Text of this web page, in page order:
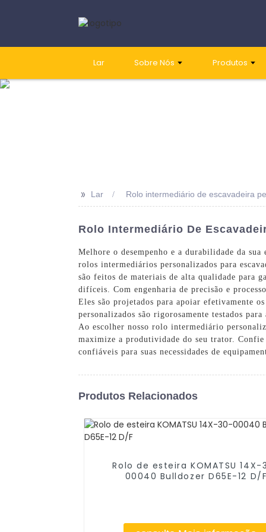
Lar Sobre Nós Produtos
>> Lar Rolo intermediário de escavadeira
Rolo Intermediário De
Melhore o desempenho e a durabilidade da
rolos intermediários personalizados para
são feitos de materiais de alta qualidade para
difíceis. Com engenharia de precisão e
Eles são projetados para apoiar efetivamente
personalizados são rigorosamente testados
Ao escolher nosso rolo intermediário
maximize a produtividade do seu trator.
confiáveis ​​para suas necessidades de
Produtos Relacionados
Rolo de esteira KOMATSU 14X-
00040 Bulldozer D65E-12 D/F